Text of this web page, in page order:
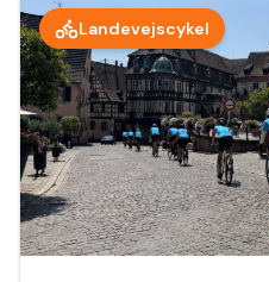
Landevejscykel